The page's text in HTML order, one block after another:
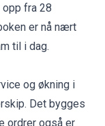
fra 28
er nå nært
til i dag.
og økning i
Det bygges
ordrer også er